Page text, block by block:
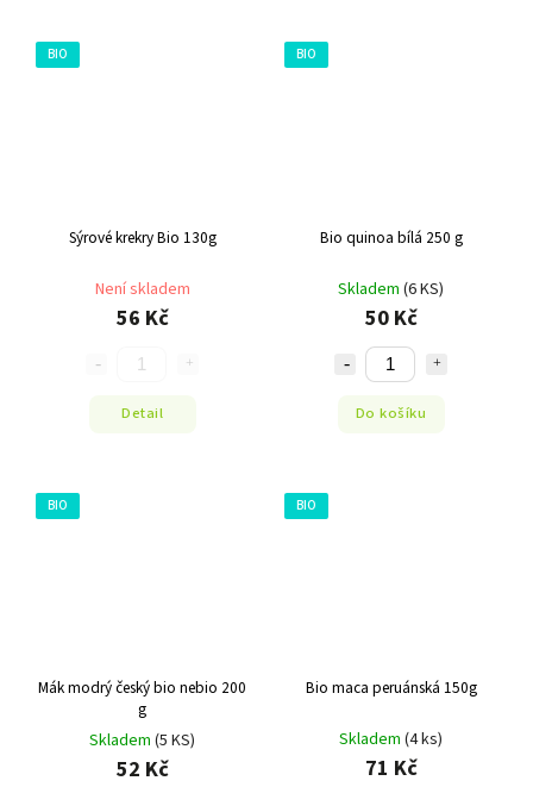
BIO
Sýrové krekry Bio 130g
Není skladem
56 Kč
Detail
BIO
Bio quinoa bílá 250 g
Skladem (6 KS)
50 Kč
Do košíku
BIO
Mák modrý český bio nebio 200
g
Skladem (5 KS)
52 Kč
BIO
Bio maca peruánská 150g
Skladem (4 ks)
71 Kč